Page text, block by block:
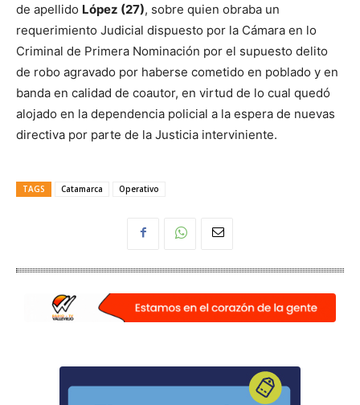
de apellido López (27), sobre quien obraba un
requerimiento Judicial dispuesto por la Cámara en lo
Criminal de Primera Nominación por el supuesto delito
de robo agravado por haberse cometido en poblado y en
banda en calidad de coautor, en virtud de lo cual quedó
alojado en la dependencia policial a la espera de nuevas
directiva por parte de la Justicia interviniente.
TAGS Catamarca Operativo